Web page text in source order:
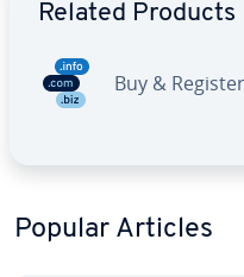
Related Products
Buy &
Popular Articles